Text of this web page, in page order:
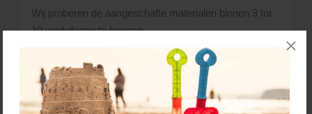
Wij proberen de aangeschafte materialen binnen 3 tot
10 werkdagen te leveren.
Wanneer er door ons een tijdsindicatie i.v.m. de
levering wordt gegeven, kunnen hieraan geen rechten
worden ontleend. L’Ortye behoudt zich het recht voor,
wijzigingen in het routeschema aan te brengen bij